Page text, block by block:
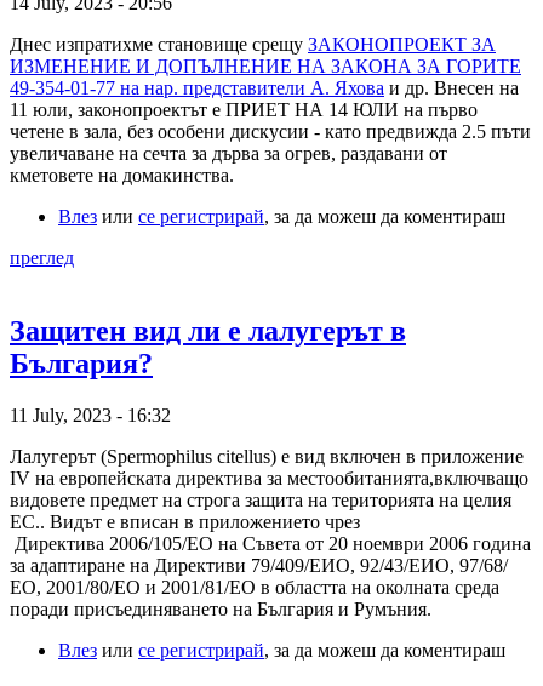
Днес изпратихме становище срещу ЗАКОНОПРОЕКТ ЗА
ИЗМЕНЕНИЕ И ДОПЪЛНЕНИЕ НА ЗАКОНА ЗА ГОРИТЕ
49-354-01-77 на нар. представители А. Яхова и др. Внесен на
11 юли, законопроектът е ПРИЕТ НА 14 ЮЛИ на първо
четене в зала, без особени дискусии - като предвижда 2.5 пъти
увеличаване на сечта за дърва за огрев, раздавани от
кметовете на домакинства.
Влез или се регистрирай, за да можеш да коментираш
преглед
Защитен вид ли е лалугерът в
България?
11 July, 2023 - 16:32
Лалугерът (Spermophilus citellus) е вид включен в приложение
IV на европейската директива за местообитанията,включващо
видовете предмет на строга защита на територията на целия
ЕС.. Видът е вписан в приложението чрез
Директива 2006/105/ЕО на Съвета от 20 ноември 2006 година
за адаптиране на Директиви 79/409/ЕИО, 92/43/ЕИО, 97/68/
ЕО, 2001/80/ЕО и 2001/81/ЕО в областта на околната среда
поради присъединяването на България и Румъния.
Влез или се регистрирай, за да можеш да коментираш